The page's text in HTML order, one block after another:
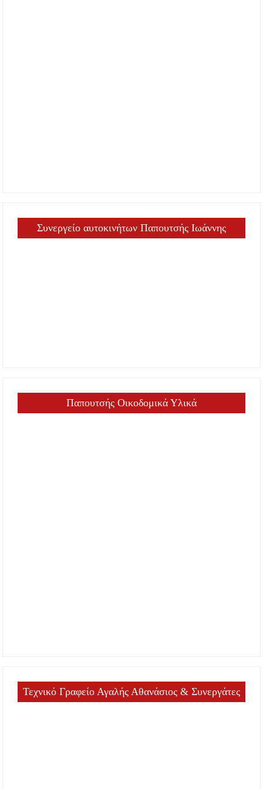
Συνεργείο αυτοκινήτων Παπουτσής Ιωάννης
Παπουτσής Οικοδομικά Υλικά
Τεχνικό Γραφείο Αγαλής Αθανάσιος & Συνεργάτες